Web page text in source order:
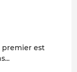
premier est